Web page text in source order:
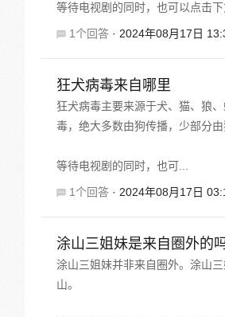
等待电视剧的同时，也可以点击
1个回答 · 2024年08月17日
狂犬病毒来自哪里
狂犬病毒主要来源于犬、猫、狼
毒，绝大多数由狗传播，少部分
等待电视剧的同时，也可...
1个回答 · 2024年08月17日
涂山三姐妹是来自圈外的
涂山三姐妹并非来自圈外。涂山
山。